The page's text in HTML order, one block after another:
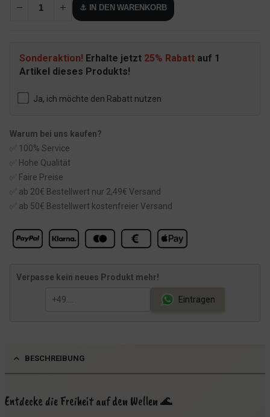
⚓ IN DEN WARENKORB
Sonderaktion! Erhalte jetzt 25% Rabatt auf 1
Artikel dieses Produkts!
Ja, ich möchte den Rabatt nutzen
Warum bei uns kaufen?
✅ 100% Service
✅ Hohe Qualität
✅ Faire Preise
✅ ab 20€ Bestellwert nur 2,49€ Versand
✅ ab 50€ Bestellwert kostenfreier Versand
Verpasse kein neues Produkt mehr!
Eintragen
BESCHREIBUNG
Entdecke die Freiheit auf den Wellen 🌊